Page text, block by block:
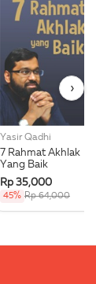
Yasir Qadhi
7 Rahmat Akhlak
Yang Baik
Rp 35,000
45% Rp 64,000
›